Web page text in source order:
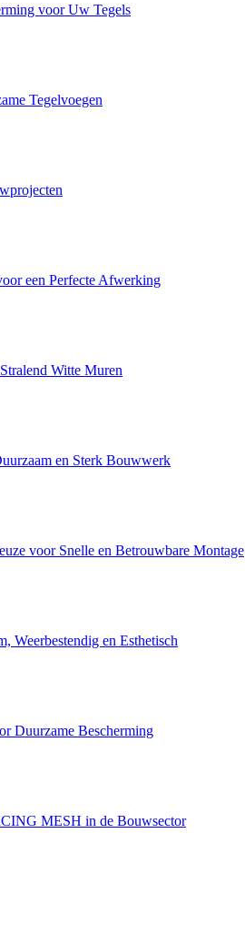
voor Uw Tegels
Tegelvoegen
een Perfecte Afwerking
Witte Muren
en Sterk Bouwwerk
voor Snelle en Betrouwbare Montage
en Esthetisch
Duurzame Bescherming
MESH in de Bouwsector